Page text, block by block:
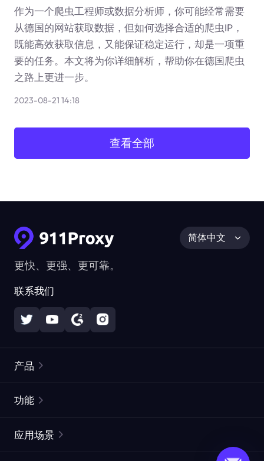
作为一个爬虫工程师或数据分析师，你可能经常需要
从德国的网站获取数据，但如何选择合适的爬虫IP，
既能高效获取信息，又能保证稳定运行，却是一项重
要的任务。本文将为你详细解析，帮助你在德国爬虫
之路上更进一步。
2023-08-21 14:18
查看全部
更快、更强、更可靠。
联系我们
简体中文
产品
静态住宅代理
功能
应用场景